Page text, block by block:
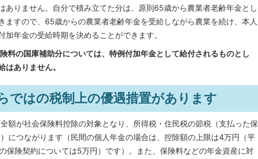
ありません。自分で積み立てた分は、原則65歳から農業者老齢年金とし
ますので、65歳からの農業者老齢年金を受給しながら農業を続け、本人
加年金の受給時期を決めることができます。
料の国庫補助分については、特例付加年金として給付されるものとし
はありません。
ではの税制上の優遇措置があります
額が社会保険料控除の対象となり、所得税・住民税の節税（支払った保
につながります（民間の個人年金の場合は、控除額の上限は4万円（平
保険契約については5万円）です）。また、保険料などの年金資産に対